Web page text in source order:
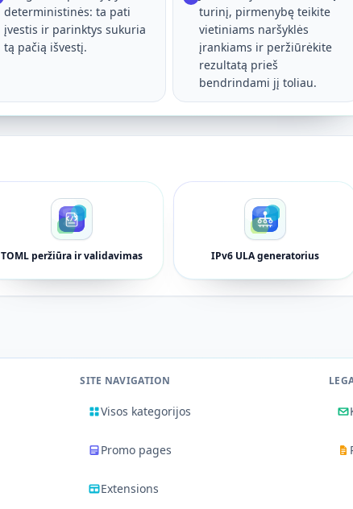
deterministinės: ta pati
įvestis ir parinktys sukuria
tą pačią išvestį.
turinį, pirmenybę teikite
vietiniams naršyklės
įrankiams ir peržiūrėkite
rezultatą prieš
bendrindami jį toliau.
TOML peržiūra ir validavimas IPv6 ULA generatorius
SITE NAVIGATION
Visos kategorijos
Promo pages
Extensions